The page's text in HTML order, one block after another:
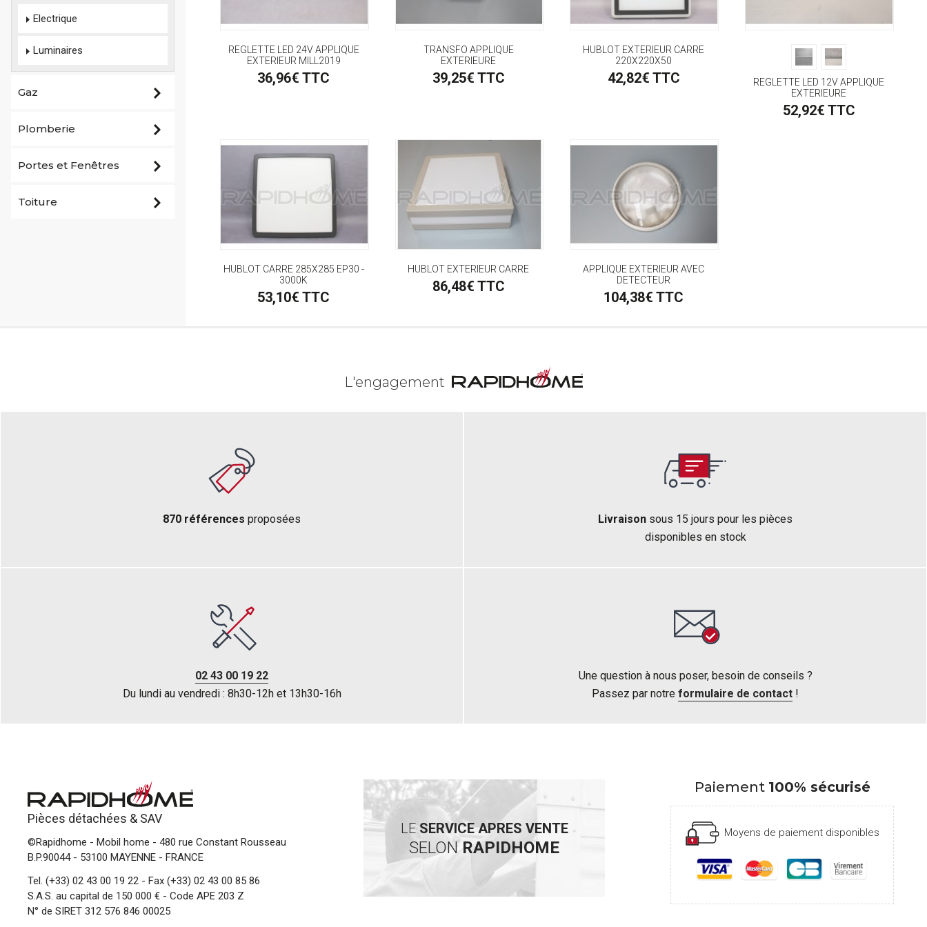
Electrique
Luminaires
Gaz
Plomberie
Portes et Fenêtres
Toiture
REGLETTE LED 24V APPLIQUE
EXTERIEUR MILL2019
36,96€ TTC
TRANSFO APPLIQUE
EXTERIEURE
39,25€ TTC
HUBLOT EXTERIEUR CARRE
220X220X50
42,82€ TTC
REGLETTE LED 12V APPLIQUE
EXTERIEURE
52,92€ TTC
HUBLOT CARRE 285X285 EP30 -
3000K
53,10€ TTC
HUBLOT EXTERIEUR CARRE
86,48€ TTC
APPLIQUE EXTERIEUR AVEC
DETECTEUR
104,38€ TTC
L'engagement
870 références proposées Livraison sous 15 jours pour les pièces
disponibles en stock
02 43 00 19 22
Du lundi au vendredi : 8h30-12h et 13h30-16h
Une question à nous poser, besoin de conseils ?
Passez par notre formulaire de contact !
Pièces détachées & SAV
©Rapidhome - Mobil home - 480 rue Constant Rousseau
B.P.90044 - 53100 MAYENNE - FRANCE
Tel. (+33) 02 43 00 19 22 - Fax (+33) 02 43 00 85 86
S.A.S. au capital de 150 000 € - Code APE 203 Z
N° de SIRET 312 576 846 00025
LE SERVICE APRES VENTE
SELONRAPIDHOME
Paiement 100% sécurisé
Moyens de paiement disponibles